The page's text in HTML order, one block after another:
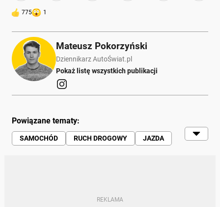
775 1
Mateusz Pokorzyński
Dziennikarz AutoŚwiat.pl
Pokaż listę wszystkich publikacji
Powiązane tematy:
SAMOCHÓD RUCH DROGOWY
JAZDA